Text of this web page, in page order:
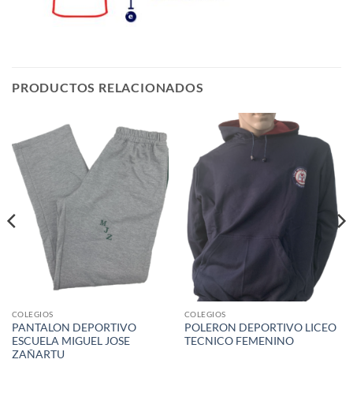
PRODUCTOS RELACIONADOS
COLEGIOS
PANTALON DEPORTIVO
ESCUELA MIGUEL JOSE
ZAÑARTU
COLEGIOS
POLERON DEPORTIVO LICEO
TECNICO FEMENINO